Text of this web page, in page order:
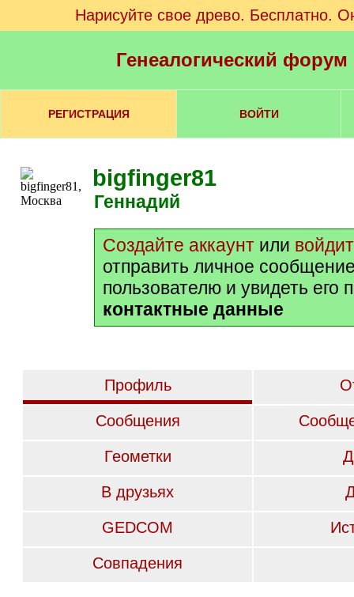
Нарисуйте свое древо. Бесплатно.
Генеалогический
РЕГИСТРАЦИЯ ВОЙТИ
bigfinger81
Геннадий
Создайте аккаунт или
отправить личное
пользователю и увидеть его
контактные данные
Профиль
Сообщения
Геометки
В друзьях
GEDCOM
Совпадения